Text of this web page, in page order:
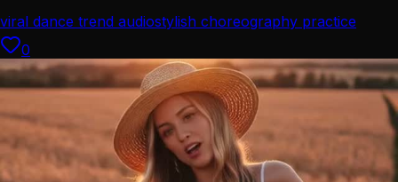
viral dance trend audiostylish choreography practice
0